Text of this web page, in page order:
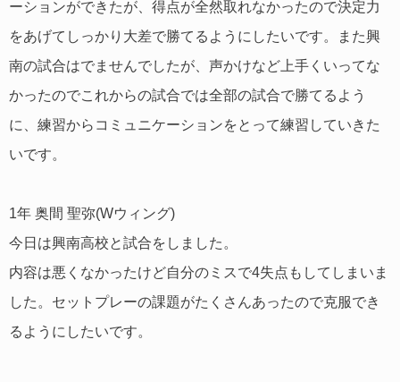
ーションができたが、得点が全然取れなかったので決定力
をあげてしっかり大差で勝てるようにしたいです。また興
南の試合はでませんでしたが、声かけなど上手くいってな
かったのでこれからの試合では全部の試合で勝てるよう
に、練習からコミュニケーションをとって練習していきた
いです。
1年 奥間 聖弥(Wウィング)
今日は興南高校と試合をしました。
内容は悪くなかったけど自分のミスで4失点もしてしまいま
した。セットプレーの課題がたくさんあったので克服でき
るようにしたいです。